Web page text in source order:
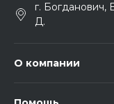
г. Богданович,
Д.
О компании